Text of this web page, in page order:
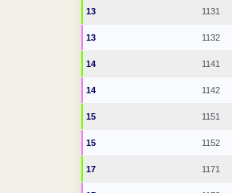
13 1131
13 1132
14 1141
14 1142
15 1151
15 1152
17 1171